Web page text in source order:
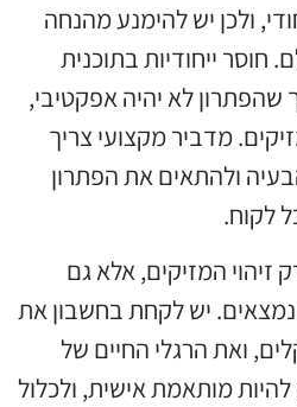
ולכן יש להימנע מהנחה
חוסר ייחודיות בתוכנית
לא יהיה אפקטיבי,
מדביר מקצועי צריך
ולהתאים את הפתרון
לקוח.
זיהוי המזיקים, אלא גם
יש לקחת בחשבון את
ואת הרגלי החיים של
להיות מותאמת אישית, ולכלול